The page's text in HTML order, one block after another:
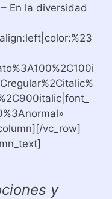
En la diversidad
vc_row]
y